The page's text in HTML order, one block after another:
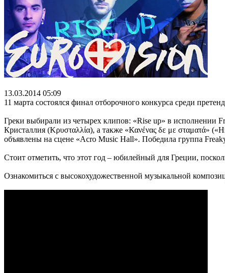
13.03.2014 05:09
11 марта состоялся финал отборочного конкурса среди
Греки выбирали из четырех клипов: «Rise up» в исполнении
Кристаллия (Κρυσταλλία), а также «Κανένας δε με σταματά»
объявлены на сцене «Acro Music Hall». Победила группа
Стоит отметить, что этот год – юбилейный для Греции,
Ознакомиться с высокохудожественной музыкальной